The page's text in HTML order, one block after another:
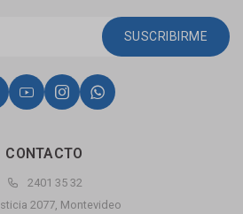
CONTACTO
2401 35 32
2077, Montevideo
SUSCRIBIRME
  